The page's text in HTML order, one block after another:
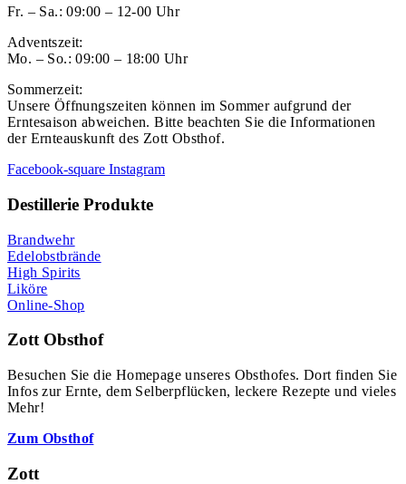
Fr. – Sa.: 09:00 – 12-00 Uhr
Adventszeit:
Mo. – So.: 09:00 – 18:00 Uhr
Sommerzeit:
Unsere Öffnungszeiten können im Sommer aufgrund der
Erntesaison abweichen. Bitte beachten Sie die Informationen
der Ernteauskunft des Zott Obsthof.
Facebook-square Instagram
Destillerie Produkte
Brandwehr
Edelobstbrände
High Spirits
Liköre
Online-Shop
Zott Obsthof
Besuchen Sie die Homepage unseres Obsthofes. Dort finden Sie
Infos zur Ernte, dem Selberpflücken, leckere Rezepte und vieles
Mehr!
Zum Obsthof
Zott